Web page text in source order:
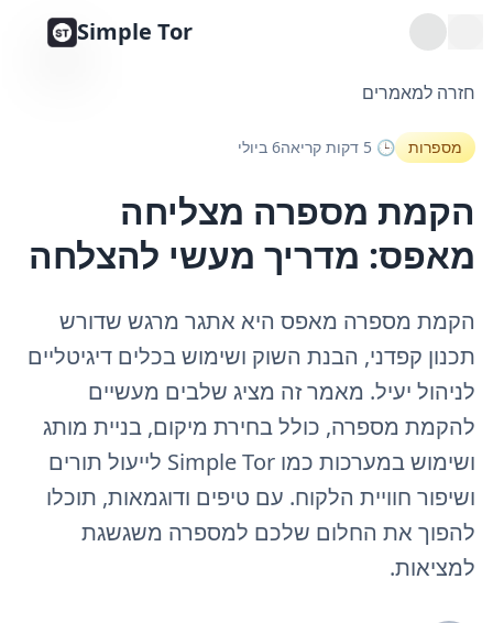
Simple Tor
חזרה למאמרים
מספרות 🕒 5 דקות קריאה 6 ביולי
הקמת מספרה מצליחה
מאפס: מדריך מעשי להצלחה
הקמת מספרה מאפס היא אתגר מרגש שדורש
תכנון קפדני, הבנת השוק ושימוש בכלים דיגיטליים
לניהול יעיל. מאמר זה מציג שלבים מעשיים
להקמת מספרה, כולל בחירת מיקום, בניית מותג
ושימוש במערכות כמו Simple Tor לייעול תורים
ושיפור חוויית הלקוח. עם טיפים ודוגמאות, תוכלו
להפוך את החלום שלכם למספרה משגשגת
למציאות.